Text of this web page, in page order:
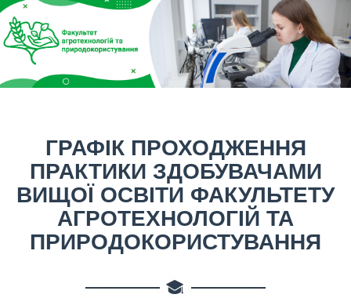
ГРАФІК ПРОХОДЖЕННЯ
ПРАКТИКИ ЗДОБУВАЧАМИ
ВИЩОЇ ОСВІТИ ФАКУЛЬТЕТУ
АГРОТЕХНОЛОГІЙ ТА
ПРИРОДОКОРИСТУВАННЯ